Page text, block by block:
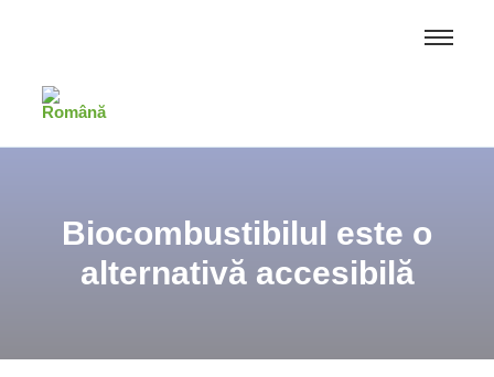
Biocombustibilul este o
alternativă accesibilă